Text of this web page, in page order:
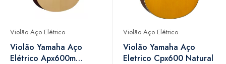
Violão Aço Elétrico
Violão Yamaha Aço
Elétrico Apx600m
Violão Aço Elétrico
Violão Yamaha Aço
Eletrico Cpx600 Natural